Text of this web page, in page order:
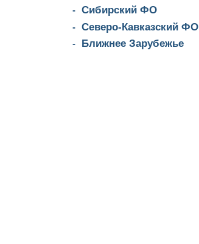
Сибирский ФО
Северо-Кавказский ФО
Ближнее Зарубежье